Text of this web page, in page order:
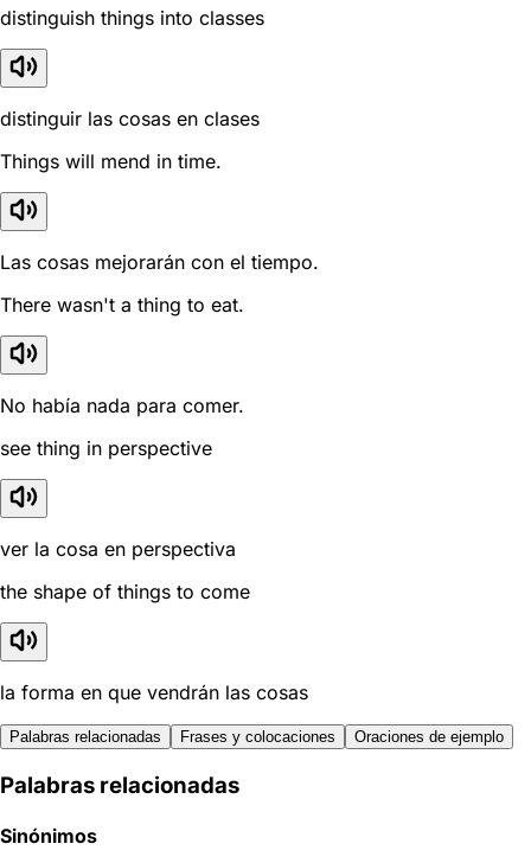
distinguish things into classes
distinguir las cosas en clases
Things will mend in time.
Las cosas mejorarán con el tiempo.
There wasn't a thing to eat.
No había nada para comer.
see thing in perspective
ver la cosa en perspectiva
the shape of things to come
la forma en que vendrán las cosas
Palabras relacionadas Frases y colocaciones Oraciones de ejemplo
Palabras relacionadas
Sinónimos